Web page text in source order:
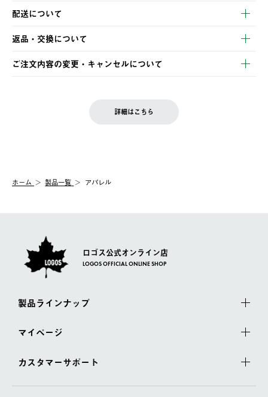
以下のいずれかの方法でお支払いいただけます。
・クレジットカード決済
・コンビニ決済
・Pay-easy決済
配送について
【発送スケジュール】
ご注文・ご入金完了より2営業日以内に商品を発送いたします。
土日祝の発送はございませんので、木曜日以降のご注文は週明け
の発送となる場合がございます。
【配送業者】
佐川急便にて配送されます。
返品・交換について
※お客様都合の場合
お客様都合の返品にかかる送料は、お客様ご負担とさせていただ
一度お手元の商品を返品いただき、ご希望商品を再注文してくだ
ご注文内容の変更・キャンセルについて
LOGOS FAMILY会員の方は、会員マイページ内 購入履歴画面に
詳細はこちら
ホーム 製品一覧 アパレル
ロゴス公式オンライン店
LOGOS OFFICIAL ONLINE SHOP
製品ラインナップ
マイページ
カスタマーサポート